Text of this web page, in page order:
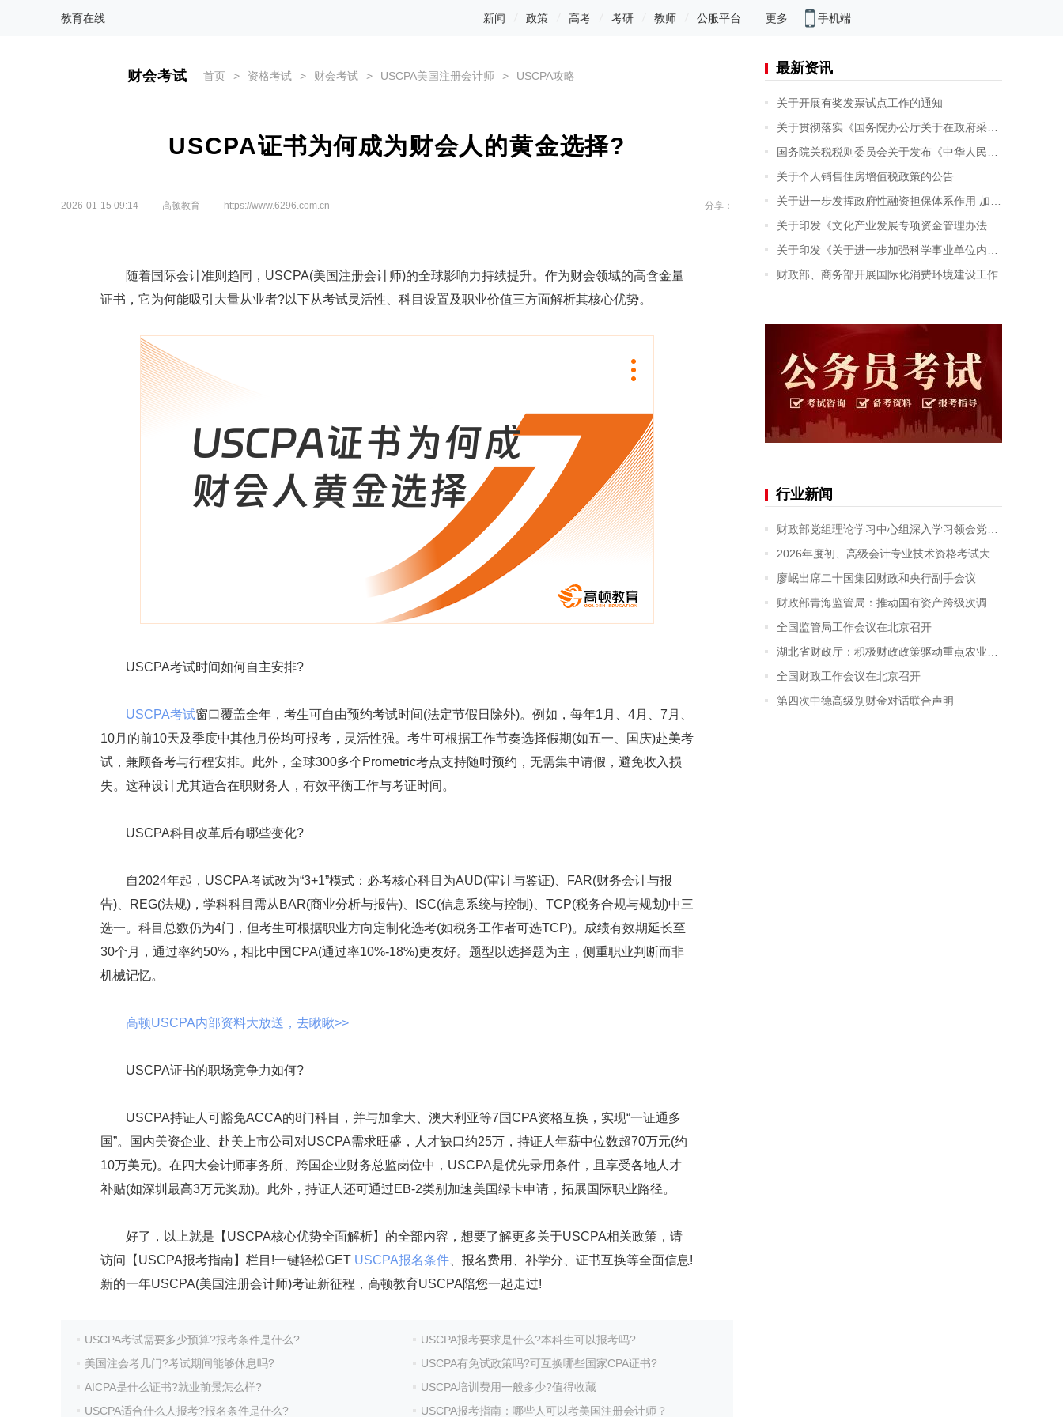
教育在线 新闻 政策 高考 考研 教师 公服平台 更多 手机端
财会考试 首页 > 资格考试 > 财会考试 > USCPA美国注册会计师 > USCPA攻略
USCPA证书为何成为财会人的黄金选择?
2026-01-15 09:14 高顿教育 https://www.6296.com.cn 分享：
随着国际会计准则趋同，USCPA(美国注册会计师)的全球影响力持续提升。作为财会领域的高含金量
证书，它为何能吸引大量从业者?以下从考试灵活性、科目设置及职业价值三方面解析其核心优势。
USCPA考试时间如何自主安排?
USCPA考试窗口覆盖全年，考生可自由预约考试时间(法定节假日除外)。例如，每年1月、4月、7月、
10月的前10天及季度中其他月份均可报考，灵活性强。考生可根据工作节奏选择假期(如五一、国庆)赴美考
试，兼顾备考与行程安排。此外，全球300多个Prometric考点支持随时预约，无需集中请假，避免收入损
失。这种设计尤其适合在职财务人，有效平衡工作与考证时间。
USCPA科目改革后有哪些变化?
自2024年起，USCPA考试改为“3+1”模式：必考核心科目为AUD(审计与鉴证)、FAR(财务会计与报
告)、REG(法规)，学科科目需从BAR(商业分析与报告)、ISC(信息系统与控制)、TCP(税务合规与规划)中三
选一。科目总数仍为4门，但考生可根据职业方向定制化选考(如税务工作者可选TCP)。成绩有效期延长至
30个月，通过率约50%，相比中国CPA(通过率10%-18%)更友好。题型以选择题为主，侧重职业判断而非
机械记忆。
高顿USCPA内部资料大放送，去瞅瞅>>
USCPA证书的职场竞争力如何?
USCPA持证人可豁免ACCA的8门科目，并与加拿大、澳大利亚等7国CPA资格互换，实现“一证通多
国”。国内美资企业、赴美上市公司对USCPA需求旺盛，人才缺口约25万，持证人年薪中位数超70万元(约
10万美元)。在四大会计师事务所、跨国企业财务总监岗位中，USCPA是优先录用条件，且享受各地人才
补贴(如深圳最高3万元奖励)。此外，持证人还可通过EB-2类别加速美国绿卡申请，拓展国际职业路径。
好了，以上就是【USCPA核心优势全面解析】的全部内容，想要了解更多关于USCPA相关政策，请
访问【USCPA报考指南】栏目!一键轻松GET USCPA报名条件 、报名费用、补学分、证书互换等全面信息!
新的一年USCPA(美国注册会计师)考证新征程，高顿教育USCPA陪您一起走过!
USCPA考试需要多少预算?报考条件是什么?
USCPA报考要求是什么?本科生可以报考吗?
美国注会考几门?考试期间能够休息吗?
USCPA有免试政策吗?可互换哪些国家CPA证书?
AICPA是什么证书?就业前景怎么样?
USCPA培训费用一般多少?值得收藏
USCPA适合什么人报考?报名条件是什么?
USCPA报考指南：哪些人可以考美国注册会计师？
最新资讯
关于开展有奖发票试点工作的通知
关于贯彻落实《国务院办公厅关于在政府采购中实施本国产品标准及相关政策的通知》的意见
国务院关税税则委员会关于发布《中华人民共和国进出口税则（2026）》的公告
关于个人销售住房增值税政策的公告
关于进一步发挥政府性融资担保体系作用 加力支持就业创业的指导意见
关于印发《文化产业发展专项资金管理办法》的通知
关于印发《关于进一步加强科学事业单位内部控制建设的指导意见》的通知
财政部、商务部开展国际化消费环境建设工作
行业新闻
财政部党组理论学习中心组深入学习领会党的二十届四中全会精神
2026年度初、高级会计专业技术资格考试大纲发布
廖岷出席二十国集团财政和央行副手会议
财政部青海监管局：推动国有资产跨级次调剂取得突破
全国监管局工作会议在北京召开
湖北省财政厅：积极财政政策驱动重点农业产业链发展
全国财政工作会议在北京召开
第四次中德高级别财金对话联合声明